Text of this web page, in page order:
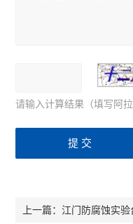
请输入计算结果（填写阿
上一篇：江门防腐蚀实验